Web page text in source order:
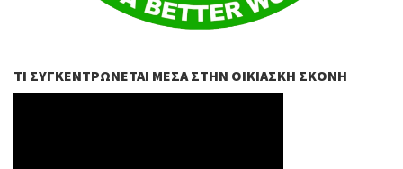
ΤΙ ΣΥΓΚΕΝΤΡΏΝΕΤΑΙ ΜΈΣΑ ΣΤΗΝ ΟΙΚΙΑΣΚΉ ΣΚΌΝΗ